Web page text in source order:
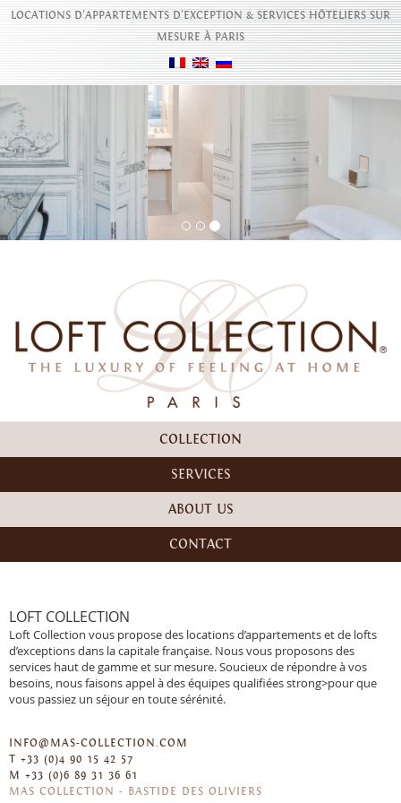
LOCATIONS D'APPARTEMENTS D’EXCEPTION & SERVICES HÔTELIERS SUR
MESURE À PARIS
COLLECTION
SERVICES
ABOUT US
CONTACT
LOFT COLLECTION
Loft Collection vous propose des locations d’appartements et de lofts
d’exceptions dans la capitale française. Nous vous proposons des
services haut de gamme et sur mesure. Soucieux de répondre à vos
besoins, nous faisons appel à des équipes qualifiées strong>pour que
vous passiez un séjour en toute sérénité.
INFO@MAS-COLLECTION.COM
T +33 (0)4 90 15 42 57
-M +33 (0)6 89 31 36 61
MAS COLLECTION - BASTIDE DES OLIVIERS